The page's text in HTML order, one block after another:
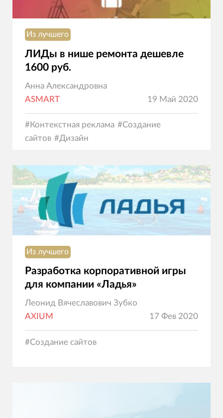
Из лучшего
ЛИДы в нише ремонта дешевле
1600 руб.
Анна Александровна
ASMART
19 Май 2020
#Контекстная реклама #Создание
сайтов #Дизайн
Из лучшего
Разработка корпоративной игры
для компании «Ладья»
Леонид Вячеславович Зубко
AXIUM
17 Фев 2020
#Создание сайтов